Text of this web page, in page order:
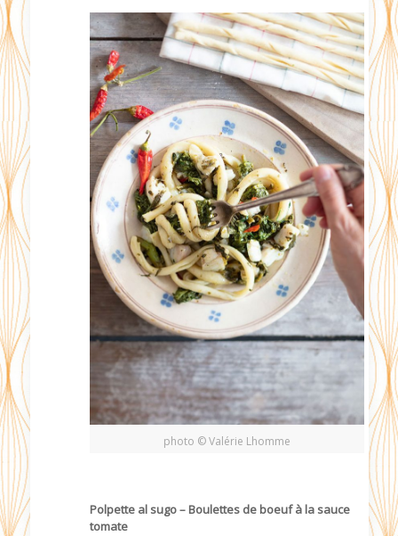
photo © Valérie Lhomme
Polpette al sugo – Boulettes de boeuf à la sauce
tomate